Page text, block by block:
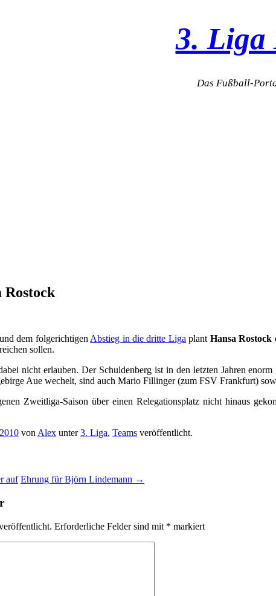
3. Liga
Das Fußball-
Rostock
dem folgerichtigen Abstieg in die dritte Liga plant Hansa Rostock
sollen.
nicht erlauben. Der Schuldenberg ist in den letzten Jahren
Aue wechelt, sind auch Mario Fillinger (zum FSV Frankfurt)
Zweitliga-Saison über einen Relegationsplatz nicht hinaus
von Alex unter3. Liga, Teams veröffentlicht.
auf Ehrung für Björn Lindemann →
Erforderliche Felder sind mit * markiert